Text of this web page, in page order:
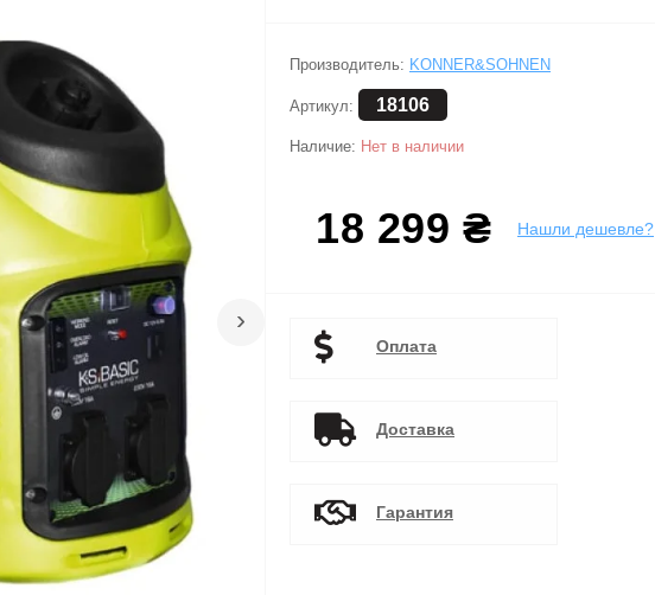
›
Производитель: KONNER&SOHNEN
Артикул: 18106
Наличие: Нет в наличии
18 299 ₴ Нашли дешевле?
Оплата
Доставка
Гарантия